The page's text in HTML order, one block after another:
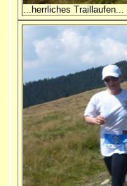
...herrliches Traillaufen...